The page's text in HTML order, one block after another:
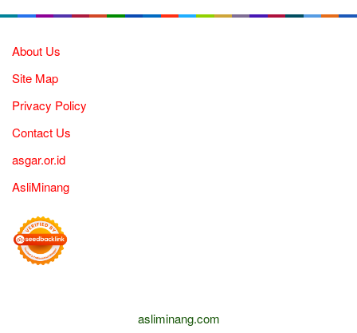
About Us
Site Map
Privacy Policy
Contact Us
asgar.or.id
AsliMinang
asliminang.com